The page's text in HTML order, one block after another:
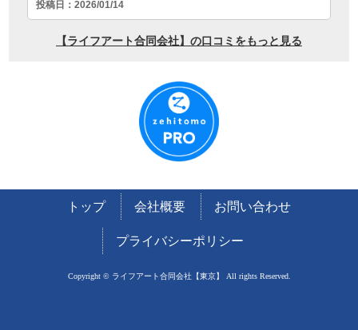
トップ 会社概要 お問い合わせ
プライバシーポリシー
Copyright © ライフアート合同会社【東京】 All rights Reserved.